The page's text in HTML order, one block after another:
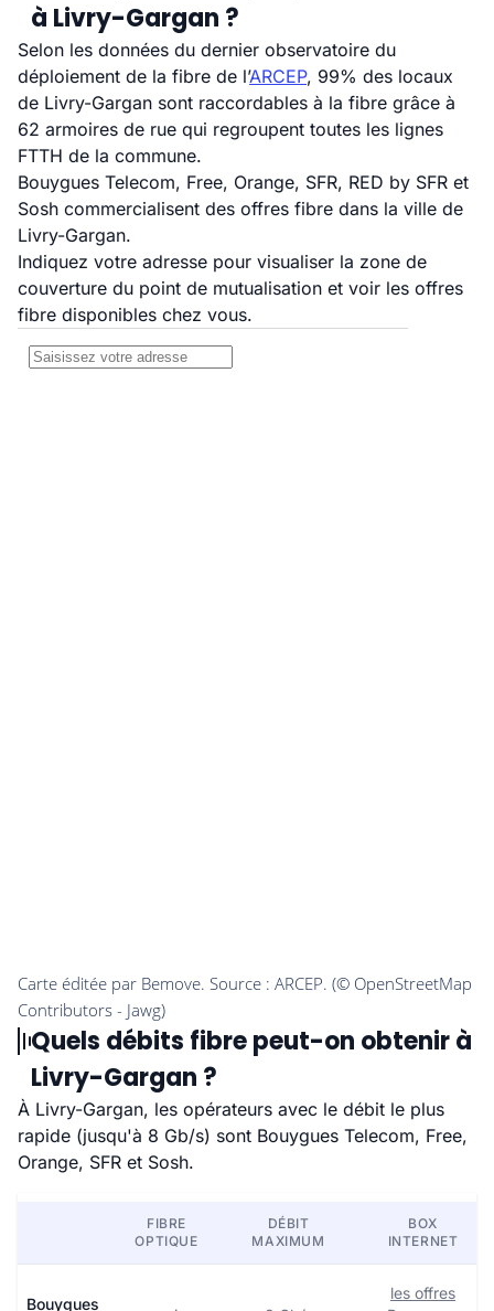
à Livry-Gargan ?
Selon les données du dernier observatoire du
déploiement de la fibre de l’ARCEP, 99% des locaux
de Livry-Gargan sont raccordables à la fibre grâce à
62 armoires de rue qui regroupent toutes les lignes
FTTH de la commune.
Bouygues Telecom, Free, Orange, SFR, RED by SFR et
Sosh commercialisent des offres fibre dans la ville de
Livry-Gargan.
Indiquez votre adresse pour visualiser la zone de
couverture du point de mutualisation et voir les offres
fibre disponibles chez vous.
Quels débits fibre peut-on obtenir à
Livry-Gargan ?
À Livry-Gargan, les opérateurs avec le débit le plus
rapide (jusqu'à 8 Gb/s) sont Bouygues Telecom, Free,
Orange, SFR et Sosh.
FIBRE
OPTIQUE
DÉBIT
MAXIMUM
BOX
INTERNET
Bouygues
les offres